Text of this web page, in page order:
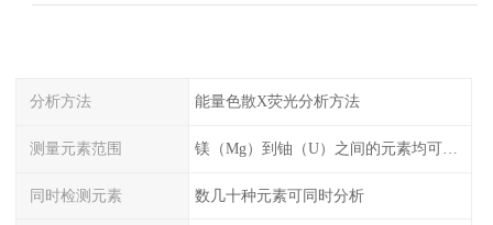
分析方法 能量色散X荧光分析方法
测量元素范围 镁（Mg）到铀（U）之间的元素均可测量
同时检测元素 数几十种元素可同时分析